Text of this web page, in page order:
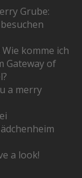
Grube:
komme ich
Gateway of
a merry
a look!